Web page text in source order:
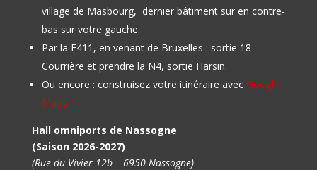
village de Masbourg, dernier bâtiment sur en contre-
bas sur votre gauche.
Par la E411, en venant de Bruxelles : sortie 18
Courrière et prendre la N4, sortie Harsin.
Ou encore : construisez votre itinéraire avec Google
Maps
Hall omniports de Nassogne
(Saison 2026-2027)
(Rue du Vivier 12b – 6950 Nassogne)